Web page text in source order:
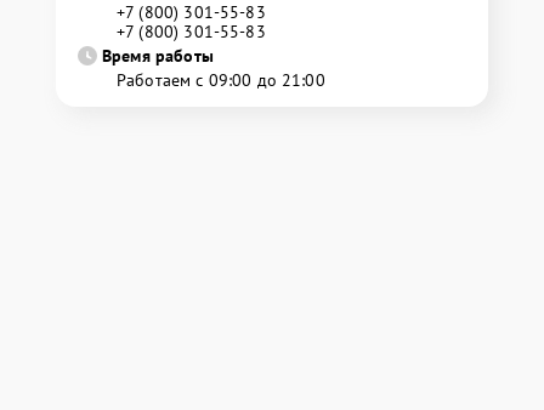
+7 (800) 301-55-83
+7 (800) 301-55-83
Время работы
Работаем с 09:00 до 21:00